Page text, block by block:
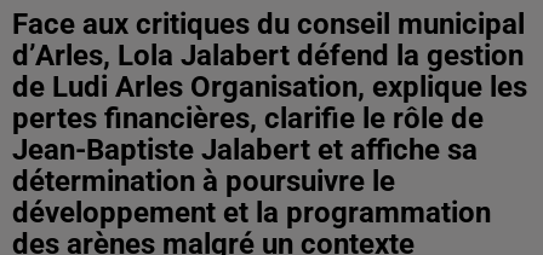
Face aux critiques du conseil municipal
d’Arles, Lola Jalabert défend la gestion
de Ludi Arles Organisation, explique les
pertes financières, clarifie le rôle de
Jean-Baptiste Jalabert et affiche sa
détermination à poursuivre le
développement et la programmation
des arènes malgré un contexte